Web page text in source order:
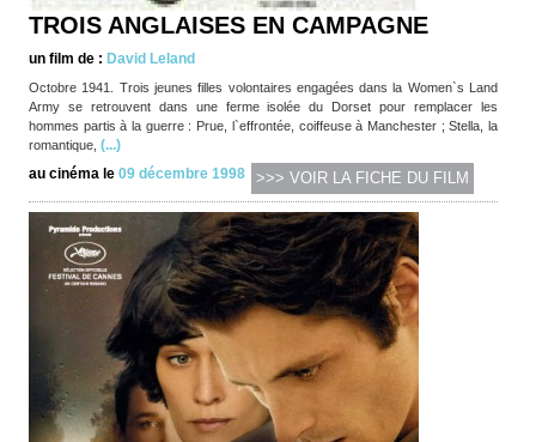
TROIS ANGLAISES EN CAMPAGNE
un film de : David Leland
Octobre 1941. Trois jeunes filles volontaires engagées dans la Women`s Land
Army se retrouvent dans une ferme isolée du Dorset pour remplacer les
hommes partis à la guerre : Prue, l`effrontée, coiffeuse à Manchester ; Stella, la
romantique, (...)
au cinéma le 09 décembre 1998 >>> VOIR LA FICHE DU FILM